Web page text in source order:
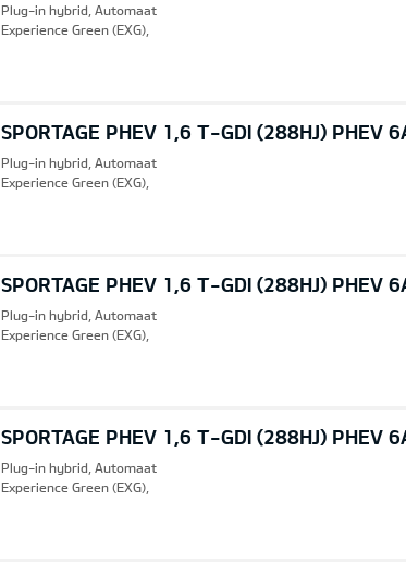
Plug-in hybrid, Automaat
Experience Green (EXG),
SPORTAGE PHEV 1,6 T-GDI (288HJ) PHEV
Plug-in hybrid, Automaat
Experience Green (EXG),
SPORTAGE PHEV 1,6 T-GDI (288HJ) PHEV
Plug-in hybrid, Automaat
Experience Green (EXG),
SPORTAGE PHEV 1,6 T-GDI (288HJ) PHEV
Plug-in hybrid, Automaat
Experience Green (EXG),